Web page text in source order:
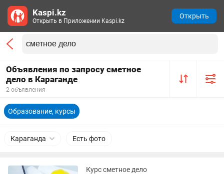
Объявления по запросу сметное
дело в Караганде
2 объявления
Образование, курсы
Караганда Есть фото
Курс сметное дело
Kaspi.kz
Открыть в Приложении Kaspi.kz
Открыть